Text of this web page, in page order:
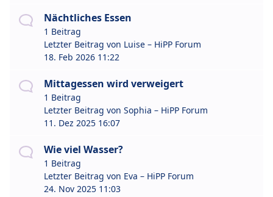
Nächtliches Essen
1 Beitrag
Letzter Beitrag von Luise – HiPP Forum
18. Feb 2026 11:22
Mittagessen wird verweigert
1 Beitrag
Letzter Beitrag von Sophia – HiPP Forum
11. Dez 2025 16:07
Wie viel Wasser?
1 Beitrag
Letzter Beitrag von Eva – HiPP Forum
24. Nov 2025 11:03